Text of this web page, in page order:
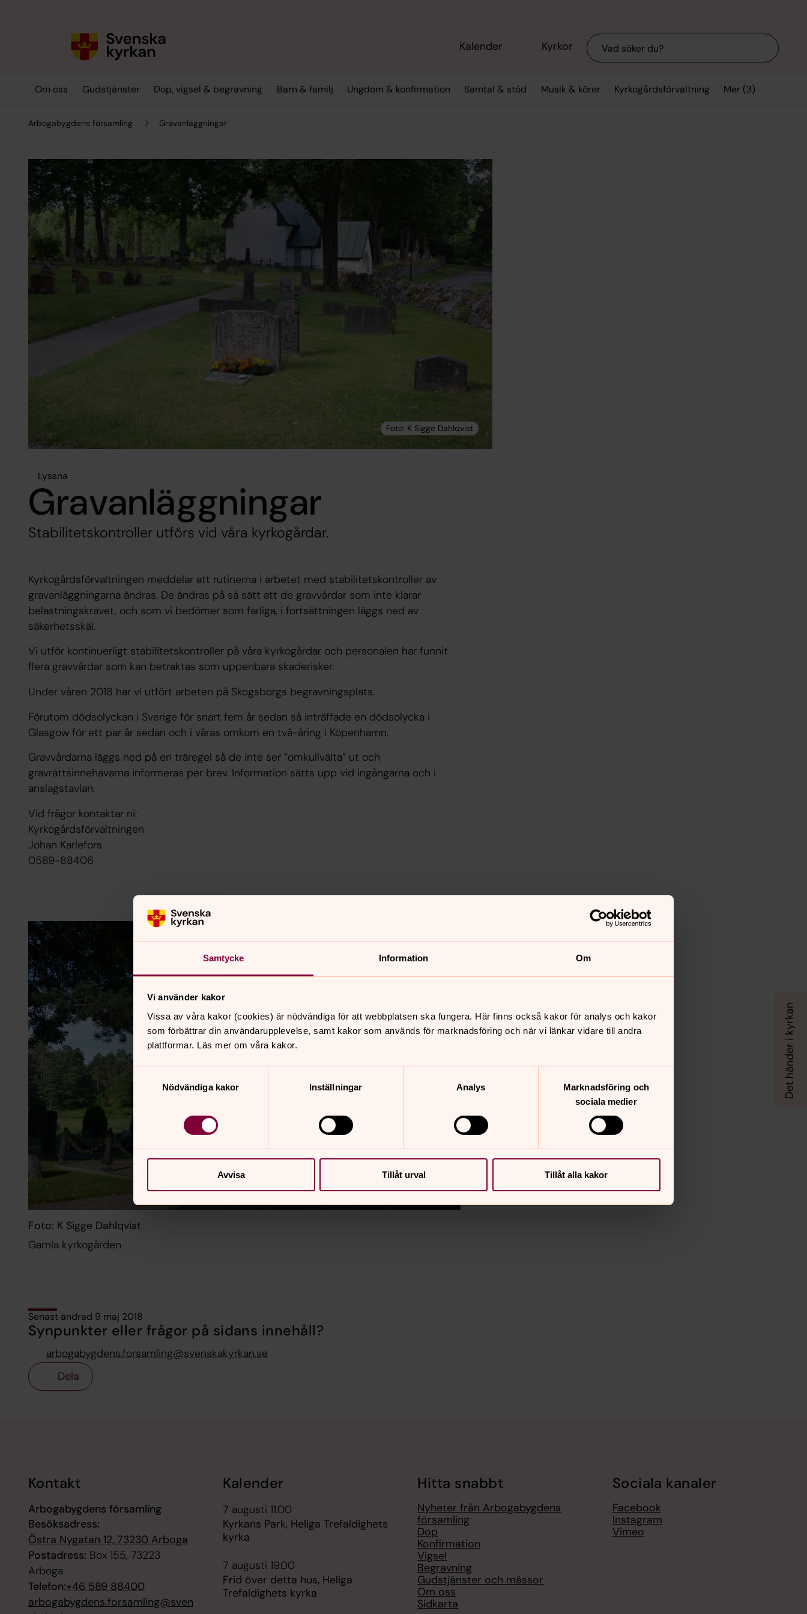
Samtycke Information Om
Vi använder kakor
Vissa av våra kakor (cookies) är nödvändiga för att webbplatsen ska fungera. Här finns också kakor för analys och kakor
som förbättrar din användarupplevelse, samt kakor som används för marknadsföring och när vi länkar vidare till andra
plattformar. Läs mer om våra kakor.
Nödvändiga kakor
Inställningar Analys
Marknadsföring och
sociala medier
Avvisa Tillåt urval Tillåt alla kakor
Kalender Kyrkor Sök
Om oss Gudstjänster Dop, vigsel & begravning Barn & familj Ungdom & konfirmation Samtal & stöd Musik & körer Kyrkogårdsförvaltning Mer (3)
Arbogabygdens församling Gravanläggningar
Lyssna
Gravanläggningar
Stabilitetskontroller utförs vid våra kyrkogårdar.
Kyrkogårdsförvaltningen meddelar att rutinerna i arbetet med stabilitetskontroller av
gravanläggningarna ändras. De ändras på så sätt att de gravvårdar som inte klarar
belastningskravet, och som vi bedömer som farliga, i fortsättningen läggs ned av
säkerhetsskäl.
Vi utför kontinuerligt stabilitetskontroller på våra kyrkogårdar och personalen har funnit
flera gravvårdar som kan betraktas som uppenbara skaderisker.
Under våren 2018 har vi utfört arbeten på Skogsborgs begravningsplats.
Förutom dödsolyckan i Sverige för snart fem år sedan så inträffade en dödsolycka i
Glasgow för ett par år sedan och i våras omkom en två-åring i Köpenhamn.
Gravvårdarna läggs ned på en träregel så de inte ser ”omkullvälta” ut och
gravrättsinnehavarna informeras per brev. Information sätts upp vid ingångarna och i
anslagstavlan.
Vid frågor kontaktar ni:
Kyrkogårdsförvaltningen
Johan Karlefors
0589-88406
Foto: K Sigge Dahlqvist
Gamla kyrkogården
Senast ändrad 9 maj 2018
Synpunkter eller frågor på sidans innehåll?
arbogabygdens.forsamling@svenskakyrkan.se
Dela
Kontakt
Arbogabygdens församling
Besöksadress:
Östra Nygatan 12, 73230 Arboga
Postadress: Box 155, 73223
Arboga
Telefon:+46 589 88400
arbogabygdens.forsamling@sven
Kalender
7 augusti 11.00
Kyrkans Park, Heliga Trefaldighets
kyrka
7 augusti 19.00
Frid över detta hus, Heliga
Trefaldighets kyrka
Hitta snabbt
Nyheter från Arbogabygdens
församling
Dop
Konfirmation
Vigsel
Begravning
Gudstjänster och mässor
Om oss
Sidkarta
Sociala kanaler
Facebook
Instagram
Vimeo